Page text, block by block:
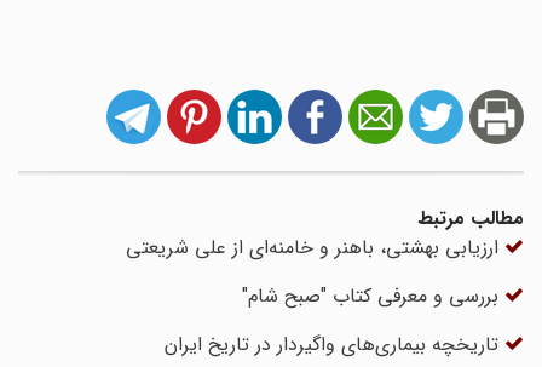
مطالب مرتبط
ارزیابی بهشتی، باهنر و خامنه‌ای از علی شریعتی
بررسی و معرفی کتاب "صبح شام"
تاریخچه بیمارى‌هاى واگیردار در تاریخ ایران